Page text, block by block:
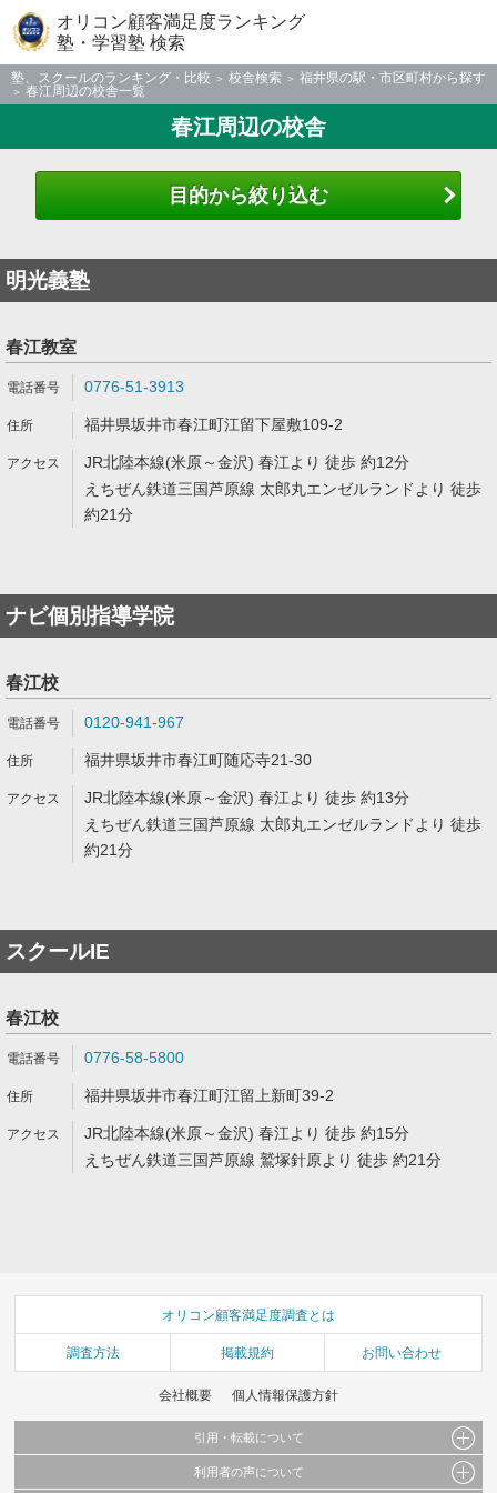
オリコン顧客満足度ランキング
塾・学習塾 検索
塾、スクールのランキング・比較 校舎検索
福井県の駅・市区町村から探す
春江周辺の校舎一覧
春江周辺の校舎
目的から絞り込む
明光義塾
春江教室
0776-51-3913
福井県坂井市春江町江留下屋敷109-2
JR北陸本線(米原～金沢) 春江より 徒歩 約12分
えちぜん鉄道三国芦原線 太郎丸エンゼルランドより 徒歩
約21分
ナビ個別指導学院
春江校
0120-941-967
福井県坂井市春江町随応寺21-30
JR北陸本線(米原～金沢) 春江より 徒歩 約13分
えちぜん鉄道三国芦原線 太郎丸エンゼルランドより 徒歩
約21分
スクールIE
春江校
0776-58-5800
福井県坂井市春江町江留上新町39-2
JR北陸本線(米原～金沢) 春江より 徒歩 約15分
えちぜん鉄道三国芦原線 鷲塚針原より 徒歩 約21分
オリコン顧客満足度調査とは
調査方法 掲載規約 お問い合わせ
会社概要 個人情報保護方針
引用・転載について
当サイトで公開されている情報（文字、写真、イラスト、画像データ等）及びこれらの配
利用者の声について